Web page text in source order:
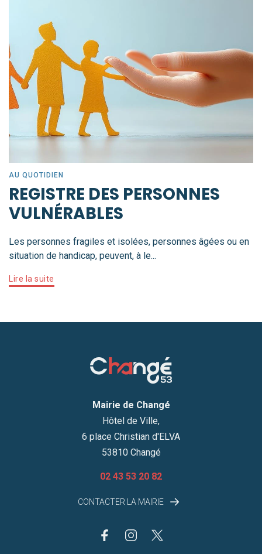
AU QUOTIDIEN
REGISTRE DES PERSONNES
VULNÉRABLES
Les personnes fragiles et isolées, personnes âgées ou en
situation de handicap, peuvent, à le...
Lire la suite
Mairie de Changé
Hôtel de Ville,
6 place Christian d'ELVA
53810 Changé
02 43 53 20 82
CONTACTER LA MAIRIE